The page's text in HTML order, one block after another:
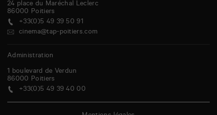
24 place du Maréchal Leclerc
86000 Poitiers
+33(0)5 49 39 50 91
cinema@tap-poitiers.com
Administration
1 boulevard de Verdun
86000 Poitiers
+33(0)5 49 39 40 00